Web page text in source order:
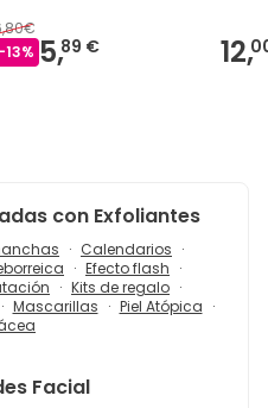
-13% 5,89 € 12,
con Exfoliantes
Calendarios
Efecto flash
Kits de regalo
Mascarillas
Piel Atópica
Facial